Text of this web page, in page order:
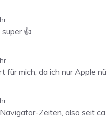
👍
für mich, da ich nur Apple
Zeiten, also seit